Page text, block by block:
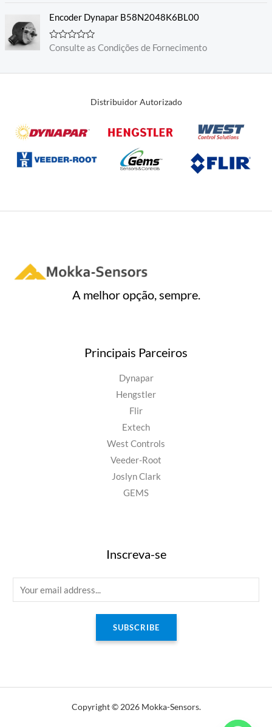
d
5
l
a
ç
ã
d
Encoder Dynapar B58N2048K6BL00
A
l
d
e
Consulte as Condições de Fornecimento
Distribuidor Autorizado
A melhor opção, sempre.
Principais Parceiros
Dynapar
Hengstler
Flir
Extech
West Controls
Veeder-Root
Joslyn Clark
GEMS
Inscreva-se
m
SUBSCRIBE
Copyright © 2026 Mokka-Sensors.